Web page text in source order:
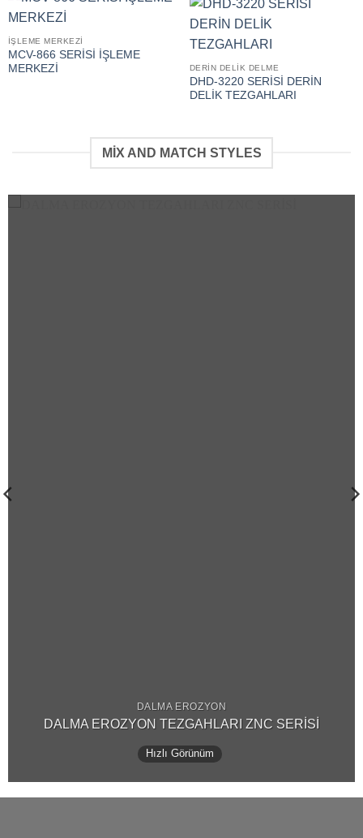
İŞLEME MERKEZİ
MCV-866 SERİSİ İŞLEME
MERKEZİ
DERİN DELİK DELME
DHD-3220 SERİSİ DERİN
DELİK TEZGAHLARI
MIX AND MATCH STYLES
DALMA EROZYON
DALMA EROZYON TEZGAHLARI ZNC SERİSİ
Hızlı Görünüm